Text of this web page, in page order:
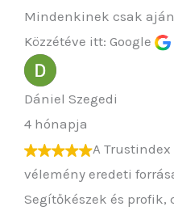
Mindenkinek csak
Közzétéve itt: Google
Dániel Szegedi
4 hónapja
A
vélemény eredeti
Segítőkészek és